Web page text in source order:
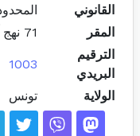
القانوني
المقر
71 نهج آلان سافاري ب 42 حي الخضراء
الترقيم
البريدي
1003
الولاية تونس